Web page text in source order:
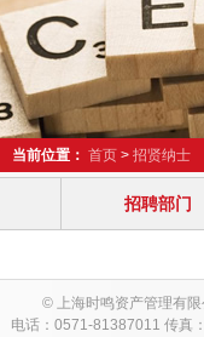
当前位置： 首页 > 招贤纳士
招聘部门
© 上海时鸣资产管理有
电话：0571-81387011 传真